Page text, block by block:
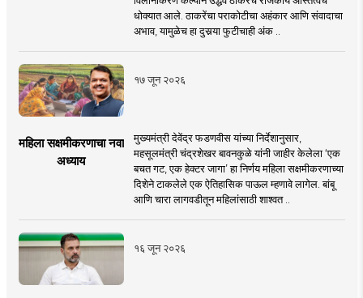
धोक्यात आले. ठाकरेंचा पराकोटीचा अहंकार आणि संवादाचा
अभाव, यामुळेच हा दुसर्‍या फुटीचाही अंक ..
१७ जून २०२६
महिला सक्षमीकरणाचा नवा
अध्याय
मुख्यमंत्री देवेंद्र फडणवीस यांच्या निर्देशानुसार,
महसूलमंत्री चंद्रशेखर बावनकुळे यांनी जाहीर केलेला ‘एक
बचत गट, एक हेक्टर जागा’ हा निर्णय महिला सक्षमीकरणाच्या
दिशेने टाकलेले एक ऐतिहासिक पाऊल म्हणावे लागेल. बांबू
आणि चारा लागवडीतून महिलांसाठी शाश्वत ..
१६ जून २०२६